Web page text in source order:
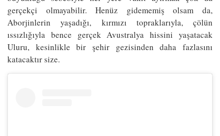
gerçekçi olmayabilir. Henüz gidememiş olsam da,
Aborjinlerin yaşadığı, kırmızı topraklarıyla, çölün
ıssızlığıyla bence gerçek Avustralya hissini yaşatacak
Uluru, kesinlikle bir şehir gezisinden daha fazlasını
katacaktır size.